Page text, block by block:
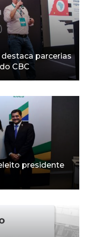
parcerias
CBC
presidente